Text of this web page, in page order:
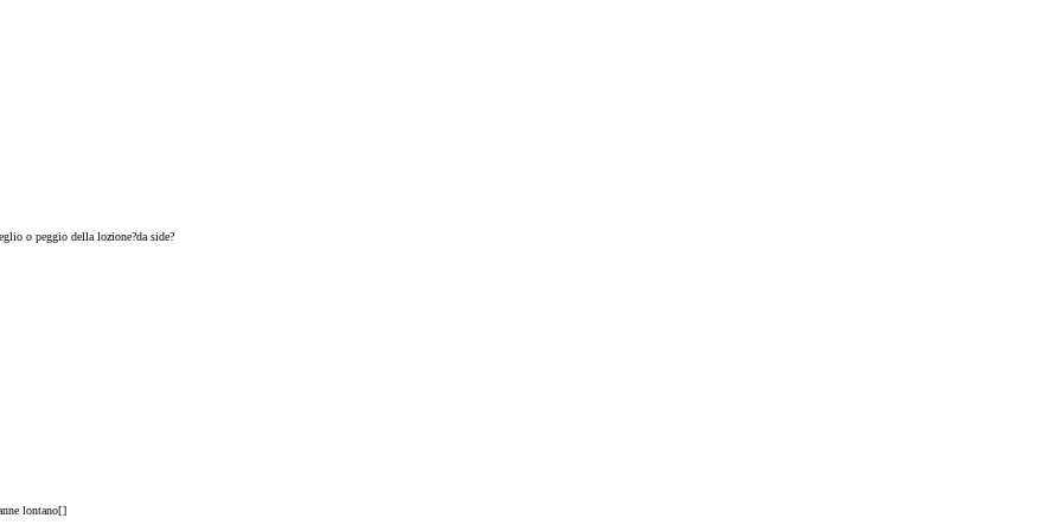
o peggio della lozione?da side?
lontano[]